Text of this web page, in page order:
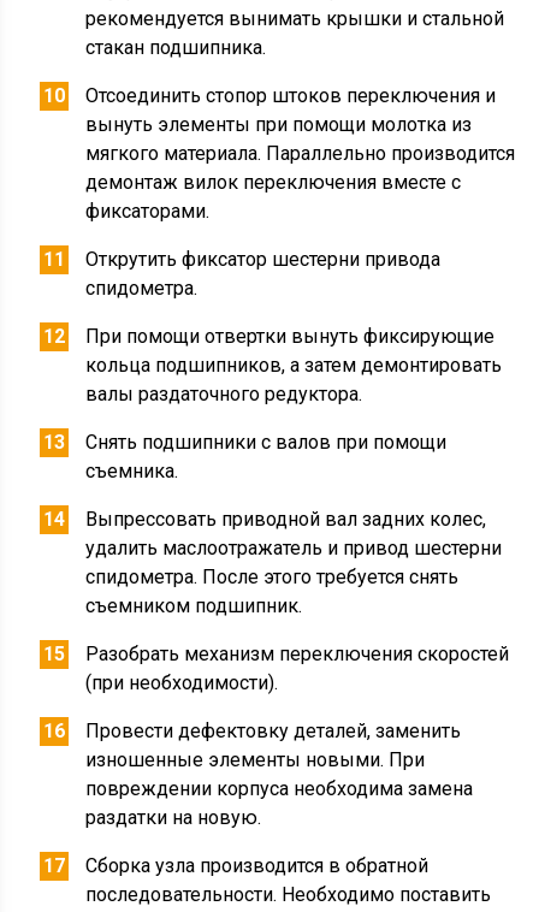
рекомендуется вынимать крышки и стальной
стакан подшипника.
Отсоединить стопор штоков переключения и
вынуть элементы при помощи молотка из
мягкого материала. Параллельно производится
демонтаж вилок переключения вместе с
фиксаторами.
Открутить фиксатор шестерни привода
спидометра.
При помощи отвертки вынуть фиксирующие
кольца подшипников, а затем демонтировать
валы раздаточного редуктора.
Снять подшипники с валов при помощи
съемника.
Выпрессовать приводной вал задних колес,
удалить маслоотражатель и привод шестерни
спидометра. После этого требуется снять
съемником подшипник.
Разобрать механизм переключения скоростей
(при необходимости).
Провести дефектовку деталей, заменить
изношенные элементы новыми. При
повреждении корпуса необходима замена
раздатки на новую.
Сборка узла производится в обратной
последовательности. Необходимо поставить